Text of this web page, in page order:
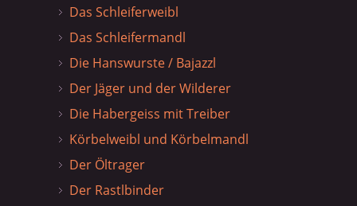
Das Schleiferweibl
Das Schleifermandl
Die Hanswurste / Bajazzl
Der Jäger und der Wilderer
Die Habergeiss mit Treiber
Körbelweibl und Körbelmandl
Der Öltrager
Der Rastlbinder